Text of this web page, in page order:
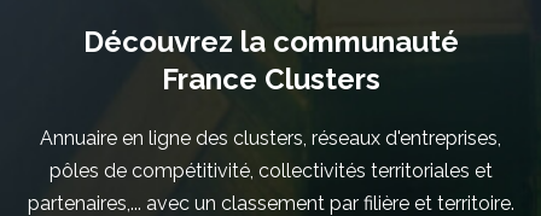
Découvrez la communauté
France Clusters
Annuaire en ligne des clusters, réseaux d'entreprises,
pôles de compétitivité, collectivités territoriales et
partenaires,... avec un classement par filière et territoire.